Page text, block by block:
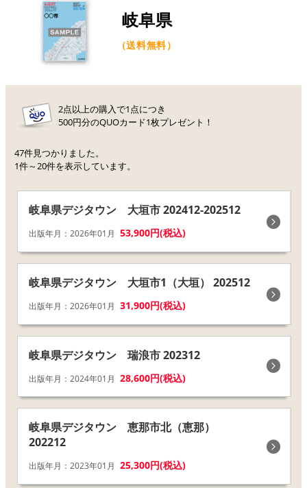
岐阜県
（送料無料）
2点以上の購入で1点につき
500円分のQUOカード1枚プレゼント！
47件見つかりました。
1件～20件を表示しています。
岐阜県デジタウン 大垣市 202412-202512
出版年月：2026年01月 53,900円(税込)
岐阜県デジタウン 大垣市1（大垣） 202512
出版年月：2026年01月 31,900円(税込)
岐阜県デジタウン 瑞浪市 202312
出版年月：2024年01月 28,600円(税込)
岐阜県デジタウン 恵那市北（恵那）
202212
出版年月：2023年01月 25,300円(税込)